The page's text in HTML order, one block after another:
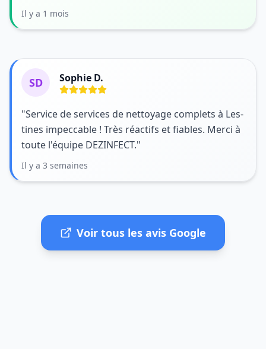
Il y a 1 mois
SD Sophie D.
"Service de services de nettoyage complets à Les-
tines impeccable ! Très réactifs et fiables. Merci à
toute l'équipe DEZINFECT."
Il y a 3 semaines
Voir tous les avis Google